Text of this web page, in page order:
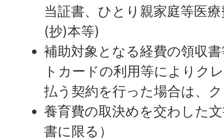
当証書、ひとり親家庭等医
(抄)本等)
補助対象となる経費の領収
トカードの利用等によりク
払う契約を行った場合は、
養育費の取決めを交わした
書に限る）